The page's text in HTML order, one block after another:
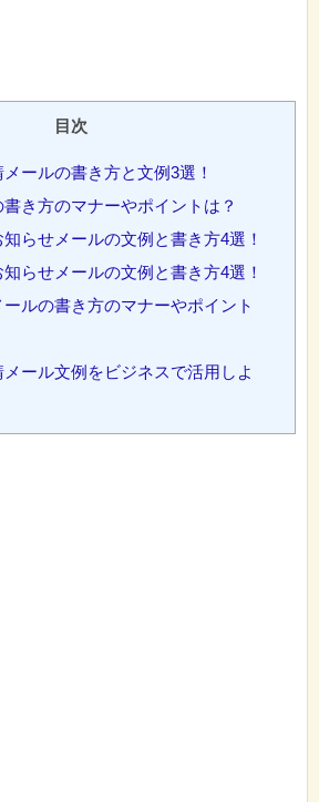
目次
ールの書き方と文例3選！
き方のマナーやポイントは？
知らせメールの文例と書き方4選！
らせメールの文例と書き方4選！
ルの書き方のマナーやポイント
ール文例をビジネスで活用しよ